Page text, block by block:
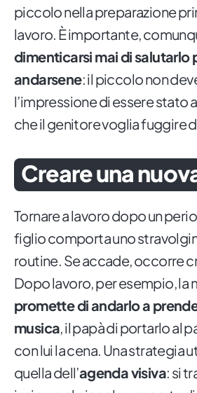
piccolo nella preparazione
lavoro. È importante,
dimenticarsi mai di salutarlo
andarsene: il piccolo non
l’impressione di essere stato
che il genitore voglia fuggire
Creare una
Tornare a lavoro dopo un
figlio comporta uno
routine. Se accade, occorre
Dopo lavoro, per esempio, la
promette di andarlo a
musica, il papà di portarlo al
con lui la cena. Una strategia
quella dell’agenda visiva: si